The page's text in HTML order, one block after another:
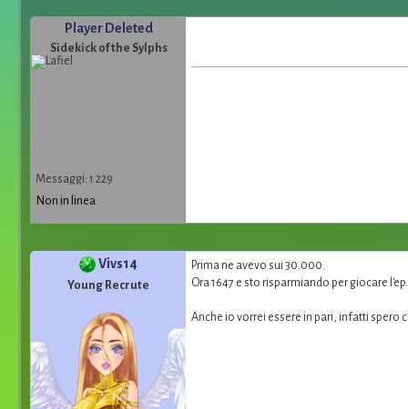
Player Deleted
Sidekick of the Sylphs
Messaggi: 1 229
Non in linea
Vivs14
Young Recrute
Prima ne avevo sui 30.000.
Ora 1647 e sto risparmiando per giocare
Anche io vorrei essere in pari, infatti spero